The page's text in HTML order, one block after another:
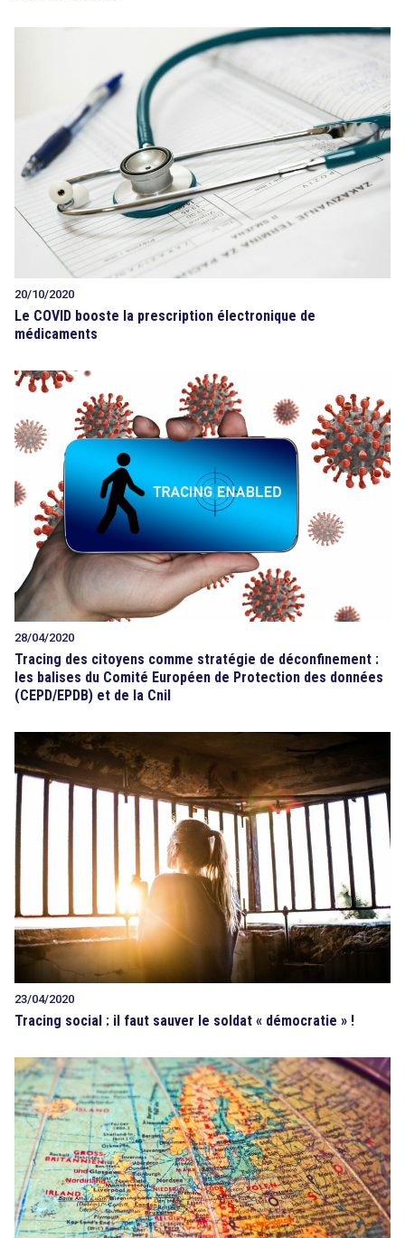
20/10/2020
Le COVID booste la prescription électronique de
médicaments
28/04/2020
Tracing des citoyens comme stratégie de déconfinement :
les balises du Comité Européen de Protection des données
(CEPD/EPDB) et de la Cnil
23/04/2020
Tracing social : il faut sauver le soldat « démocratie » !